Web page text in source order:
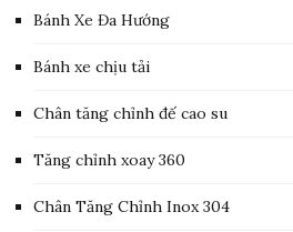
Bánh Xe Đa Hướng
Bánh xe chịu tải
Chân tăng chỉnh đế cao su
Tăng chỉnh xoay 360
Chân Tăng Chỉnh Inox 304